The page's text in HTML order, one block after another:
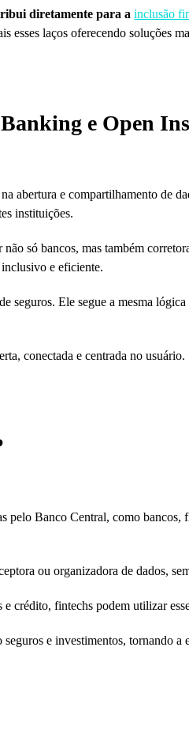
diretamente para a inclusão
esses laços oferecendo soluções
e Open
abertura e compartilhamento de
instituições.
só bancos, mas também
e eficiente.
seguros. Ele segue a mesma
conectada e centrada no usuário.
pelo Banco Central, como bancos,
ou organizadora de dados,
crédito, fintechs podem utilizar
e investimentos, tornando